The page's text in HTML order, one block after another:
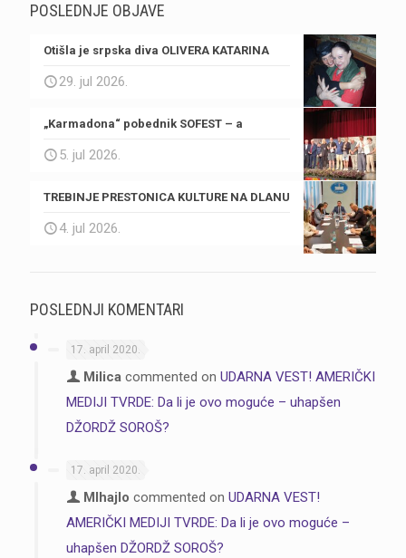
POSLEDNJE OBJAVE
Otišla je srpska diva OLIVERA KATARINA
29. jul 2026.
„Karmadona“ pobednik SOFEST – a
5. jul 2026.
TREBINJE PRESTONICA KULTURE NA DLANU
4. jul 2026.
POSLEDNJI KOMENTARI
17. april 2020.
Milica commented on UDARNA VEST! AMERIČKI
MEDIJI TVRDE: Da li je ovo moguće – uhapšen
DŽORDŽ SOROŠ?
17. april 2020.
MIhajlo commented on UDARNA VEST!
AMERIČKI MEDIJI TVRDE: Da li je ovo moguće –
uhapšen DŽORDŽ SOROŠ?